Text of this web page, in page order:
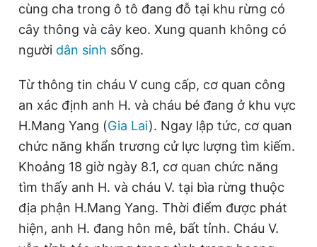
cùng cha trong ô tô đang đỗ tại khu rừng có
cây thông và cây keo. Xung quanh không có
người dân sinh sống.
Từ thông tin cháu V cung cấp, cơ quan công
an xác định anh H. và cháu bé đang ở khu vực
H.Mang Yang (Gia Lai). Ngay lập tức, cơ quan
chức năng khẩn trương cử lực lượng tìm kiếm.
Khoảng 18 giờ ngày 8.1, cơ quan chức năng
tìm thấy anh H. và cháu V. tại bìa rừng thuộc
địa phận H.Mang Yang. Thời điểm được phát
hiện, anh H. đang hôn mê, bất tỉnh. Cháu V.